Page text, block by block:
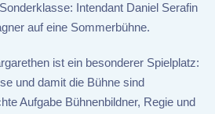
Intendant Daniel Serafin
auf eine Sommerbühne.
ist ein besonderer Spielplatz:
und damit die Bühne sind
Aufgabe Bühnenbildner, Regie und